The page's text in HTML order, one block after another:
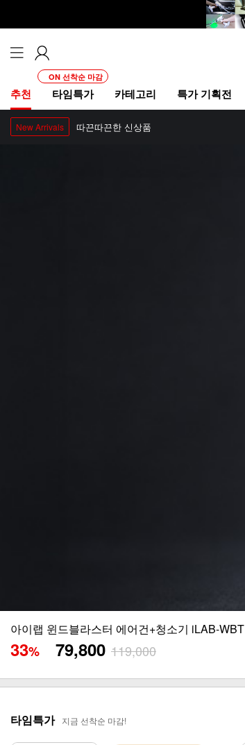
추천
ON 선착순 마감
타임특가 카테고리 특가 기획전
New Arrivals 따끈따끈한 신상품
아이랩 윈드블라스터 에어건+청소기 iLAB-WBT
33% 79,800 119,000
타임특가 지금 선착순 마감!